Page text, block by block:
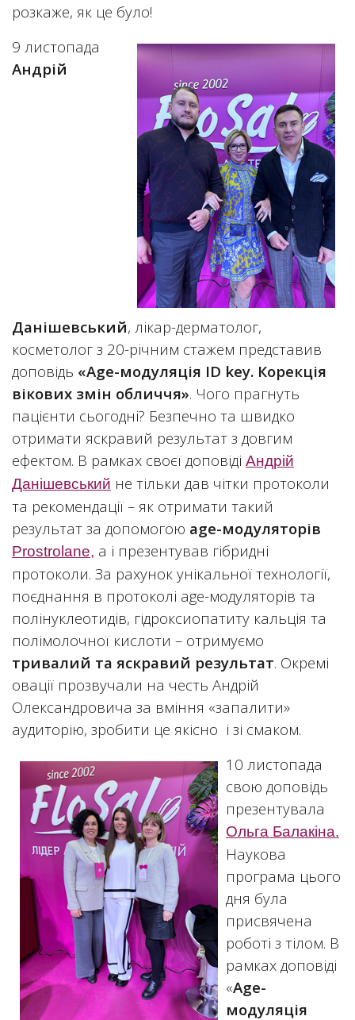
розкаже, як це було!
9 листопада
Андрій
Данішевський, лікар-дерматолог,
косметолог з 20-річним стажем представив
доповідь «Age-модуляція ID key. Корекція
вікових змін обличчя». Чого прагнуть
пацієнти сьогодні? Безпечно та швидко
отримати яскравий результат з довгим
ефектом. В рамках своєї доповіді Андрій
Данішевський не тільки дав чітки протоколи
та рекомендації – як отримати такий
результат за допомогою age-модуляторів
Prostrolane, а і презентував гібридні
протоколи. За рахунок унікальної технології,
поєднання в протоколі age-модуляторів та
полінуклеотидів, гідроксиопатиту кальція та
полімолочної кислоти – отримуємо
тривалий та яскравий результат. Окремі
овації прозвучали на честь Андрій
Олександровича за вміння «запалити»
аудиторію, зробити це якісно і зі смаком.
10 листопада
свою доповідь
презентувала
Ольга Балакіна.
Наукова
програма цього
дня була
присвячена
роботі з тілом. В
рамках доповіді
«Age-
модуляція